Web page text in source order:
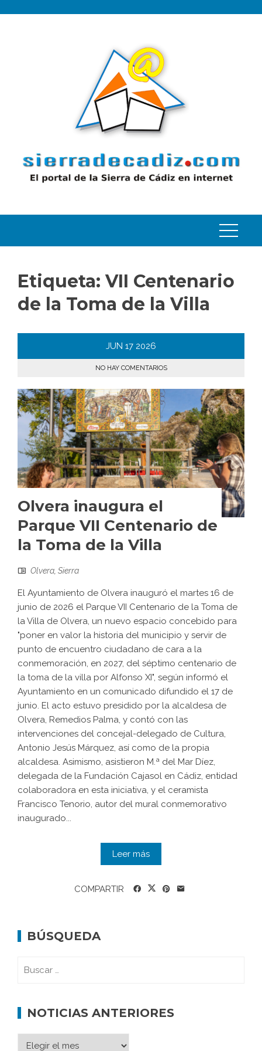
Etiqueta: VII Centenario
de la Toma de la Villa
JUN 17 2026
NO HAY COMENTARIOS
Olvera inaugura el
Parque VII Centenario de
la Toma de la Villa
Olvera, Sierra
El Ayuntamiento de Olvera inauguró el martes 16 de
junio de 2026 el Parque VII Centenario de la Toma de
la Villa de Olvera, un nuevo espacio concebido para
"poner en valor la historia del municipio y servir de
punto de encuentro ciudadano de cara a la
conmemoración, en 2027, del séptimo centenario de
la toma de la villa por Alfonso XI", según informó el
Ayuntamiento en un comunicado difundido el 17 de
junio. El acto estuvo presidido por la alcaldesa de
Olvera, Remedios Palma, y contó con las
intervenciones del concejal-delegado de Cultura,
Antonio Jesús Márquez, así como de la propia
alcaldesa. Asimismo, asistieron M.ª del Mar Díez,
delegada de la Fundación Cajasol en Cádiz, entidad
colaboradora en esta iniciativa, y el ceramista
Francisco Tenorio, autor del mural conmemorativo
inaugurado...
Leer más
COMPARTIR
BÚSQUEDA
NOTICIAS ANTERIORES